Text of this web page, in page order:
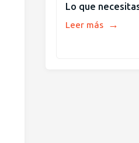
Lo que
Leer más →